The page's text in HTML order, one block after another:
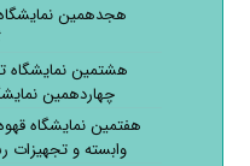
هجدهمین نمایشگاه
هشتمین
چهاردهمین
هفتمین نمایشگاه
وابسته و تجهیزات